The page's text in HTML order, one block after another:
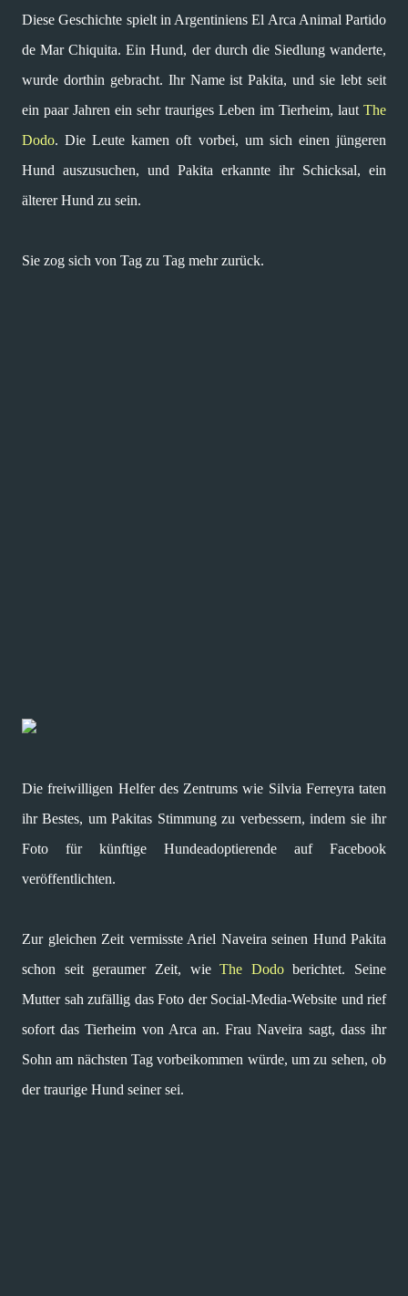
Diese Geschichte spielt in Argentiniens El Arca Animal Partido
de Mar Chiquita. Ein Hund, der durch die Siedlung wanderte,
wurde dorthin gebracht. Ihr Name ist Pakita, und sie lebt seit
ein paar Jahren ein sehr trauriges Leben im Tierheim, laut The
Dodo. Die Leute kamen oft vorbei, um sich einen jüngeren
Hund auszusuchen, und Pakita erkannte ihr Schicksal, ein
älterer Hund zu sein.
Sie zog sich von Tag zu Tag mehr zurück.
Die freiwilligen Helfer des Zentrums wie Silvia Ferreyra taten
ihr Bestes, um Pakitas Stimmung zu verbessern, indem sie ihr
Foto für künftige Hundeadoptierende auf Facebook
veröffentlichten.
Zur gleichen Zeit vermisste Ariel Naveira seinen Hund Pakita
schon seit geraumer Zeit, wieThe Dodoberichtet. Seine
Mutter sah zufällig das Foto der Social-Media-Website und rief
sofort das Tierheim von Arca an. Frau Naveira sagt, dass ihr
Sohn am nächsten Tag vorbeikommen würde, um zu sehen, ob
der traurige Hund seiner sei.